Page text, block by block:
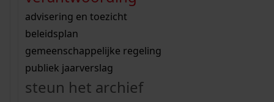
bouwvergunningen
omgevingsvergunningen
vergunningen
beeld en geluid
uitleg nodig?
Wij helpen u op weg met een aantal zoektips.
bekijk alle zoektips
Wij helpen u op weg met een aantal zoektips.
bekijk alle zoektips
bekijk ons geschiedenislokaal
advisering en toezicht
beleidsplan
gemeenschappelijke regeling
publiek jaarverslag
steun het archief
zoektips
Mijn Studiezaal (inloggen)